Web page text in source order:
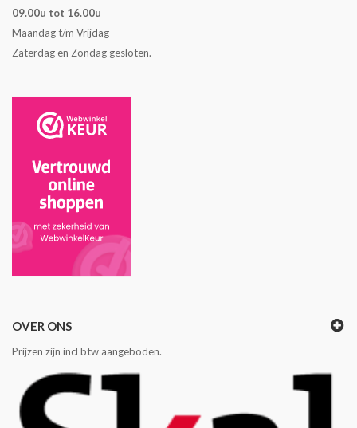
09.00u tot 16.00u
Maandag t/m Vrijdag
Zaterdag en Zondag gesloten.
OVER ONS
Prijzen zijn incl btw aangeboden.